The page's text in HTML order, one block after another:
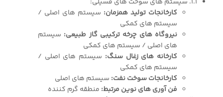
کارخانجات تولید همزمان: سیستم های اصلی /
سیستم های کمکی
نیروگاه های چرخه ترکیبی گاز طبیعی: سیستم
های اصلی / سیستم های کمکی
کارخانه های زغال سنگ: سیستم های اصلی /
سیستم های کمکی
کارخانجات سوخت نفت: سیستم های اصلی
فن آوری های نوین مرتبط: منطقه گرم کننده